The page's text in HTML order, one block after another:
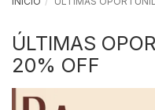
ÚLTIMAS
20% OFF